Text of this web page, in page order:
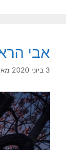
אבי
3 ביוני 2020